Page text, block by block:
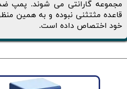
قاعده مثتثنی نبوده و به همین
خود اختصاص داده است.